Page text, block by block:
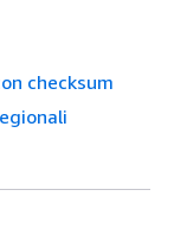
checksum